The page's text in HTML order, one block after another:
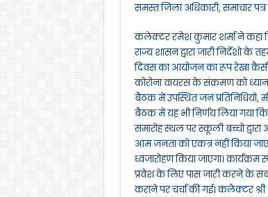
समस्त जिला अधिकारी, समाचार
कलेक्टर रमेश कुमार शर्मा ने कहा
राज्य शासन द्वारा जारी निर्देशो के
दिवस का आयोजन का रूप रेखा कैसी
कोरोना वायरस के संक्रमण को
बैठक में उपस्थित जन
बैठक में यह भी निर्णय लिया गया
समारोह स्थल पर स्कूली बच्चो
आम जनता को एकत्र नहीं किया
ध्वजारोहण किया जाएगा।
प्रवेश के लिए पास जारी करने के
कराने पर चर्चा की गई। कलेक्टर